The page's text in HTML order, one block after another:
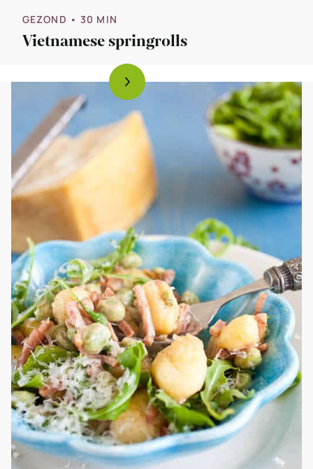
GEZOND • 30 MIN
Vietnamese springrolls